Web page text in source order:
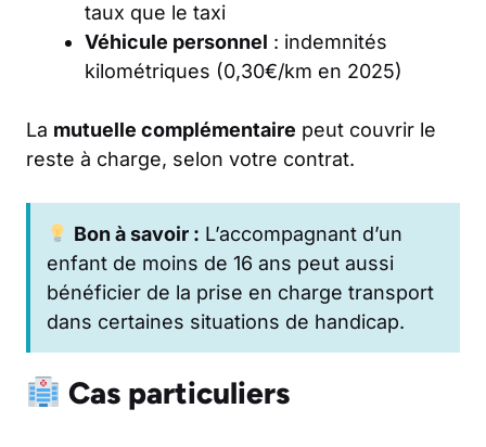
taux que le taxi
Véhicule personnel : indemnités
kilométriques (0,30€/km en 2025)
La mutuelle complémentaire peut couvrir le
reste à charge, selon votre contrat.
Bon à savoir : L’accompagnant d’un
enfant de moins de 16 ans peut aussi
bénéficier de la prise en charge transport
dans certaines situations de handicap.
Cas particuliers